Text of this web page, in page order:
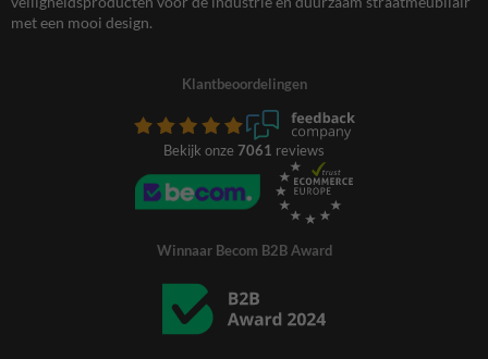
met een mooi design.
Klantbeoordelingen
Bekijk onze 7061 reviews
Winnaar Becom B2B Award